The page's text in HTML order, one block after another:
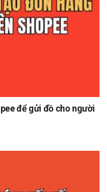
để gửi đồ cho người